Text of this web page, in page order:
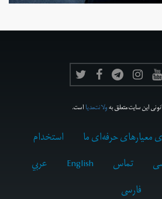
این سایت متعلق بهولانت‌مدیااست.
معیارهای حرفه‌ای ما
استخدام
تماس English
عربي
فارسى